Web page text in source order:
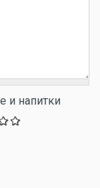
и напитки